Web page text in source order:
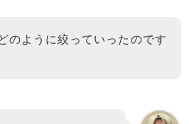
のように絞っていったのです